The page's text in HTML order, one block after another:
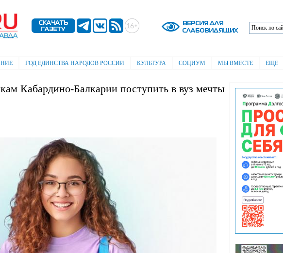
содержанию
ГОД ЕДИНСТВА НАРОДОВ РОССИИ КУЛЬТУРА СОЦИУМ МЫ ВМЕСТЕ ЕЩЁ
Кабардино-Балкарии поступить в вуз мечты